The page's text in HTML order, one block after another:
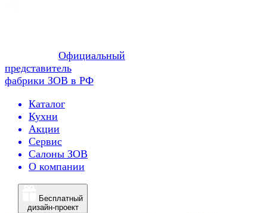
Официальный
представитель
фабрики ЗОВ в РФ
Каталог
Кухни
Акции
Сервис
Салоны ЗОВ
О компании
Бесплатный
дизайн-проект